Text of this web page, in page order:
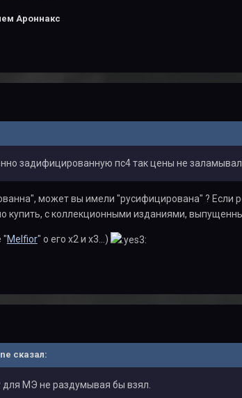
Ароннакс
задифицированную пс4 так цены не
может вы имели "русифицирована" ? Если
купить, с коллекционными изданиями,
"Melfior" о его x2 и x3...)
сказал:
МЭ не раздумывая бы взял.